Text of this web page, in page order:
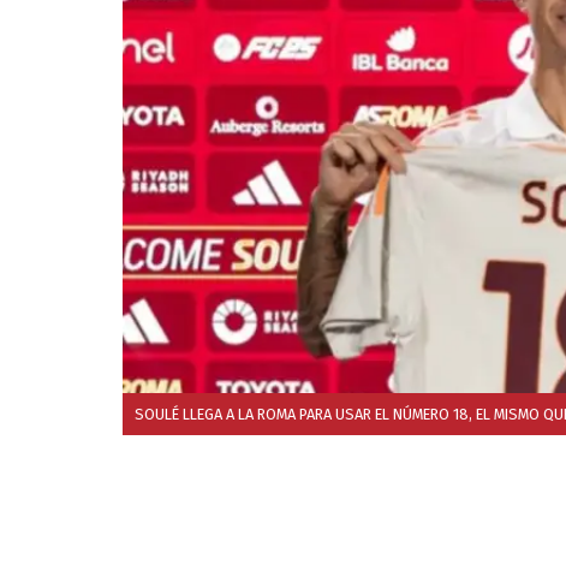
SOULÉ LLEGA A LA ROMA PARA USAR EL NÚMERO 18, EL MISMO